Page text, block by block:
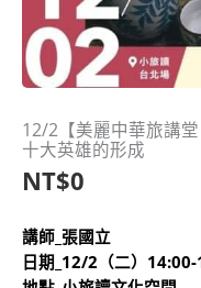
12/2【美麗中華旅講
十大英雄的形成
NT$0
講師_張國立
日期_12/2（二）